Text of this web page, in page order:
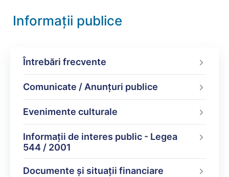
Informații publice
Întrebări frecvente
Comunicate / Anunțuri publice
Evenimente culturale
Informații de interes public - Legea
544 / 2001
Documente şi situaţii financiare